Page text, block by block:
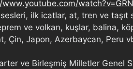
ilk icatlar, at, tren ve taşıt
ve volkan, kuşlar, balina,
Çin, Japon, Azerbaycan, Peru
ve Birleşmiş Milletler Genel